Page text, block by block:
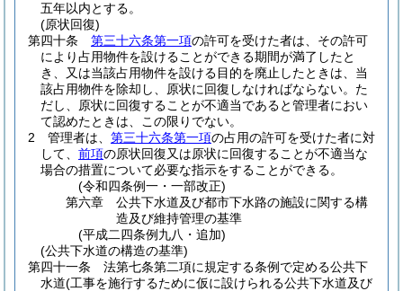
五年以内とする。
(原状回復)
第四十条
第三十六条第一項の許可を受けた者は、その許可
により占用物件を設けることができる期間が満了したと
き、又は当該占用物件を設ける目的を廃止したときは、当
該占用物件を除却し、原状に回復しなければならない。 た
だし、原状に回復することが不適当であると管理者におい
て認めたときは、この限りでない。
2
管理者は、 第三十六条第一項の占用の許可を受けた者に対
して、 前項の原状回復又は原状に回復することが不適当な
場合の措置について必要な指示をすることができる。
(令和四条例一・一部改正)
第六章
公共下水道及び都市下水路の施設に関する構
造及び維持管理の基準
(平成二四条例九八・追加)
(公共下水道の構造の基準)
第四十一条
法第七条第二項に規定する条例で定める公共下
水道(工事を施行するために仮に設けられる公共下水道及び